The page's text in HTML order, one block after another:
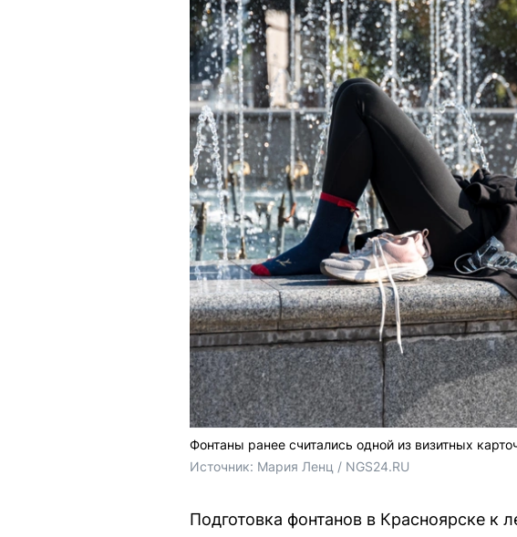
Фонтаны ранее считались одной из визитных
Источник: Мария Ленц / NGS24.RU
Подготовка фонтанов в Красноярске к